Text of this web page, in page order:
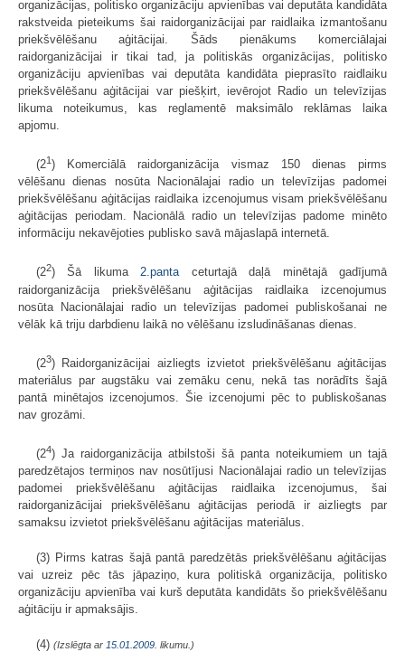
organizācijas, politisko organizāciju apvienības vai deputāta kandidāta
rakstveida pieteikums šai raidorganizācijai par raidlaika izmantošanu
priekšvēlēšanu aģitācijai. Šāds pienākums komerciālajai
raidorganizācijai ir tikai tad, ja politiskās organizācijas, politisko
organizāciju apvienības vai deputāta kandidāta pieprasīto raidlaiku
priekšvēlēšanu aģitācijai var piešķirt, ievērojot Radio un televīzijas
likuma noteikumus, kas reglamentē maksimālo reklāmas laika
apjomu.
(21) Komerciālā raidorganizācija vismaz 150 dienas pirms
vēlēšanu dienas nosūta Nacionālajai radio un televīzijas padomei
priekšvēlēšanu aģitācijas raidlaika izcenojumus visam priekšvēlēšanu
aģitācijas periodam. Nacionālā radio un televīzijas padome minēto
informāciju nekavējoties publisko savā mājaslapā internetā.
(22) Šā likuma2.pantaceturtajā daļā minētajā gadījumā
raidorganizācija priekšvēlēšanu aģitācijas raidlaika izcenojumus
nosūta Nacionālajai radio un televīzijas padomei publiskošanai ne
vēlāk kā triju darbdienu laikā no vēlēšanu izsludināšanas dienas.
(23) Raidorganizācijai aizliegts izvietot priekšvēlēšanu aģitācijas
materiālus par augstāku vai zemāku cenu, nekā tas norādīts šajā
pantā minētajos izcenojumos. Šie izcenojumi pēc to publiskošanas
nav grozāmi.
(24) Ja raidorganizācija atbilstoši šā panta noteikumiem un tajā
paredzētajos termiņos nav nosūtījusi Nacionālajai radio un televīzijas
padomei priekšvēlēšanu aģitācijas raidlaika izcenojumus, šai
raidorganizācijai priekšvēlēšanu aģitācijas periodā ir aizliegts par
samaksu izvietot priekšvēlēšanu aģitācijas materiālus.
(3) Pirms katras šajā pantā paredzētās priekšvēlēšanu aģitācijas
vai uzreiz pēc tās jāpaziņo, kura politiskā organizācija, politisko
organizāciju apvienība vai kurš deputāta kandidāts šo priekšvēlēšanu
aģitāciju ir apmaksājis.
(4) (Izslēgta ar 15.01.2009. likumu.)